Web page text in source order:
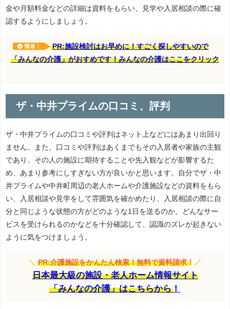
金や月額料金などの詳細は資料をもらい、見学や入居相談の際に確
認するようにしましょう。
簡単！
PR:施設検討はお早めに！すごく探しやすいので
「みんなの介護」がおすめです！みんなの介護はここをクリック
ザ・中井プライムの口コミ、評判
ザ・中井プライムの口コミや評判はネット上などにはあまり出回り
ません。また、口コミや評判はあくまでもその入居者や家族の主観
であり、その人の施設に期待することや先入観などが影響するた
め、あまり参考にしすぎない方が良いかと思います。自分でザ・中
井プライムや中井町周辺の老人ホームや介護施設などの資料をもら
い、入居相談や見学をして雰囲気を確かめたり、入居相談の際に自
分と同じような状態の方がどのような1日を送るのか、どんなサー
ビスを受けられるのかなどを十分確認して、認識のズレが起きない
ように気をつけましょう。
＼ PR:介護施設をかんたん検索！無料で資料請求！ ／
日本最大級の施設・老人ホーム情報サイト
「みんなの介護」はこちらから！